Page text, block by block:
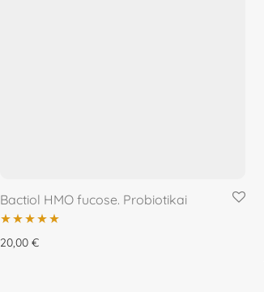
Bactiol HMO fucose. Probiotikai
Įvertinimas:
20,00 €